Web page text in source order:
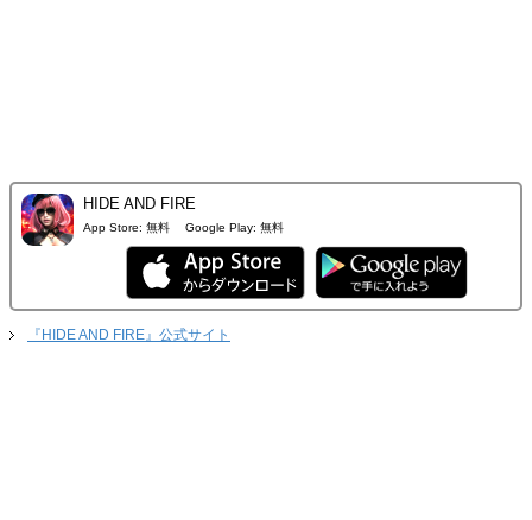
HIDE AND FIRE
App Store: 無料 Google Play: 無料
『HIDE AND FIRE』公式サイト